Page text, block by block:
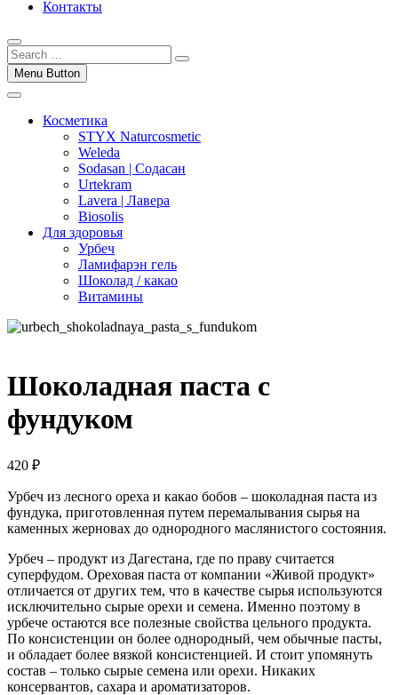
Контакты
Menu Button
Косметика
STYX Naturcosmetic
Weleda
Sodasan | Содасан
Urtekram
Lavera | Лавера
Biosolis
Для здоровья
Урбеч
Ламифарэн гель
Шоколад / какао
Витамины
Шоколадная паста с
фундуком
420 ₽
Урбеч из лесного ореха и какао бобов – шоколадная паста из
фундука, приготовленная путем перемалывания сырья на
каменных жерновах до однородного маслянистого состояния.
Урбеч – продукт из Дагестана, где по праву считается
суперфудом. Ореховая паста от компании «Живой продукт»
отличается от других тем, что в качестве сырья используются
исключительно сырые орехи и семена. Именно поэтому в
урбече остаются все полезные свойства цельного продукта.
По консистенции он более однородный, чем обычные пасты,
и обладает более вязкой консистенцией. И стоит упомянуть
состав – только сырые семена или орехи. Никаких
консервантов, сахара и ароматизаторов.